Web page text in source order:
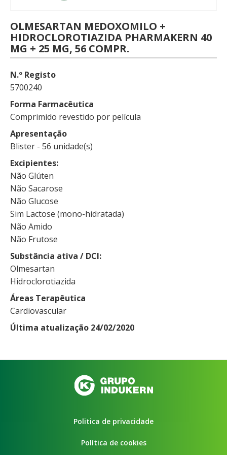
OLMESARTAN MEDOXOMILO +
HIDROCLOROTIAZIDA PHARMAKERN 40
MG + 25 MG, 56 COMPR.
N.º Registo
5700240
Forma Farmacêutica
Comprimido revestido por película
Apresentação
Blister - 56 unidade(s)
Excipientes
Não Glúten
Não Sacarose
Não Glucose
Sim Lactose (mono-hidratada)
Não Amido
Não Frutose
Substância ativa / DCI
Olmesartan
Hidroclorotiazida
Áreas Terapêutica
Cardiovascular
Última atualização 24/02/2020
Politica de privacidade
Política de cookies